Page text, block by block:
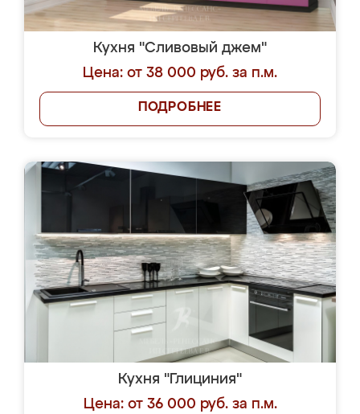
Кухня "Сливовый джем"
Цена: от 38 000 руб. за п.м.
ПОДРОБНЕЕ
Кухня "Глициния"
Цена: от 36 000 руб. за п.м.